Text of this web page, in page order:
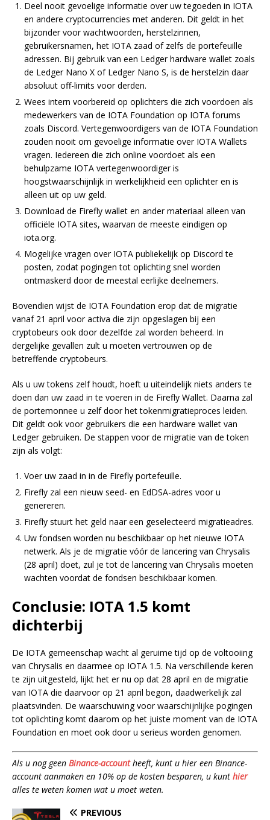
Deel nooit gevoelige informatie over uw tegoeden in IOTA
en andere cryptocurrencies met anderen. Dit geldt in het
bijzonder voor wachtwoorden, herstelzinnen,
gebruikersnamen, het IOTA zaad of zelfs de portefeuille
adressen. Bij gebruik van een Ledger hardware wallet zoals
de Ledger Nano X of Ledger Nano S, is de herstelzin daar
absoluut off-limits voor derden.
Wees intern voorbereid op oplichters die zich voordoen als
medewerkers van de IOTA Foundation op IOTA forums
zoals Discord. Vertegenwoordigers van de IOTA Foundation
zouden nooit om gevoelige informatie over IOTA Wallets
vragen. Iedereen die zich online voordoet als een
behulpzame IOTA vertegenwoordiger is
hoogstwaarschijnlijk in werkelijkheid een oplichter en is
alleen uit op uw geld.
Download de Firefly wallet en ander materiaal alleen van
officiële IOTA sites, waarvan de meeste eindigen op
iota.org.
Mogelijke vragen over IOTA publiekelijk op Discord te
posten, zodat pogingen tot oplichting snel worden
ontmaskerd door de meestal eerlijke deelnemers.
Bovendien wijst de IOTA Foundation erop dat de migratie
vanaf 21 april voor activa die zijn opgeslagen bij een
cryptobeurs ook door dezelfde zal worden beheerd. In
dergelijke gevallen zult u moeten vertrouwen op de
betreffende cryptobeurs.
Als u uw tokens zelf houdt, hoeft u uiteindelijk niets anders te
doen dan uw zaad in te voeren in de Firefly Wallet. Daarna zal
de portemonnee u zelf door het tokenmigratieproces leiden.
Dit geldt ook voor gebruikers die een hardware wallet van
Ledger gebruiken. De stappen voor de migratie van de token
zijn als volgt:
Voer uw zaad in in de Firefly portefeuille.
Firefly zal een nieuw seed- en EdDSA-adres voor u
genereren.
Firefly stuurt het geld naar een geselecteerd migratieadres.
Uw fondsen worden nu beschikbaar op het nieuwe IOTA
netwerk. Als je de migratie vóór de lancering van Chrysalis
(28 april) doet, zul je tot de lancering van Chrysalis moeten
wachten voordat de fondsen beschikbaar komen.
Conclusie: IOTA 1.5 komt
dichterbij
De IOTA gemeenschap wacht al geruime tijd op de voltooiing
van Chrysalis en daarmee op IOTA 1.5. Na verschillende keren
te zijn uitgesteld, lijkt het er nu op dat 28 april en de migratie
van IOTA die daarvoor op 21 april begon, daadwerkelijk zal
plaatsvinden. De waarschuwing voor waarschijnlijke pogingen
tot oplichting komt daarom op het juiste moment van de IOTA
Foundation en moet ook door u serieus worden genomen.
Als u nog geen Binance-accountheeft, kunt u hier een Binance-
account aanmaken en 10% op de kosten besparen, u kunt hier
alles te weten komen wat u moet weten.
PREVIOUS